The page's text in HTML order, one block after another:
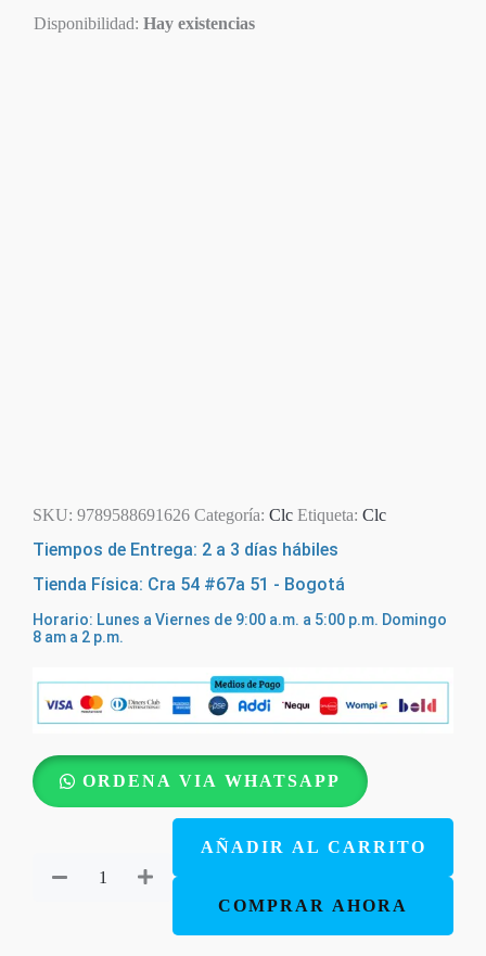
Disponibilidad: Hay existencias
SKU: 9789588691626 Categoría: Clc Etiqueta: Clc
Tiempos de Entrega: 2 a 3 días hábiles
Tienda Física: Cra 54 #67a 51 - Bogotá
Horario: Lunes a Viernes de 9:00 a.m. a 5:00 p.m. Domingo
8 am a 2 p.m.
ORDENA VIA WHATSAPP
AÑADIR AL CARRITO
COMPRAR AHORA